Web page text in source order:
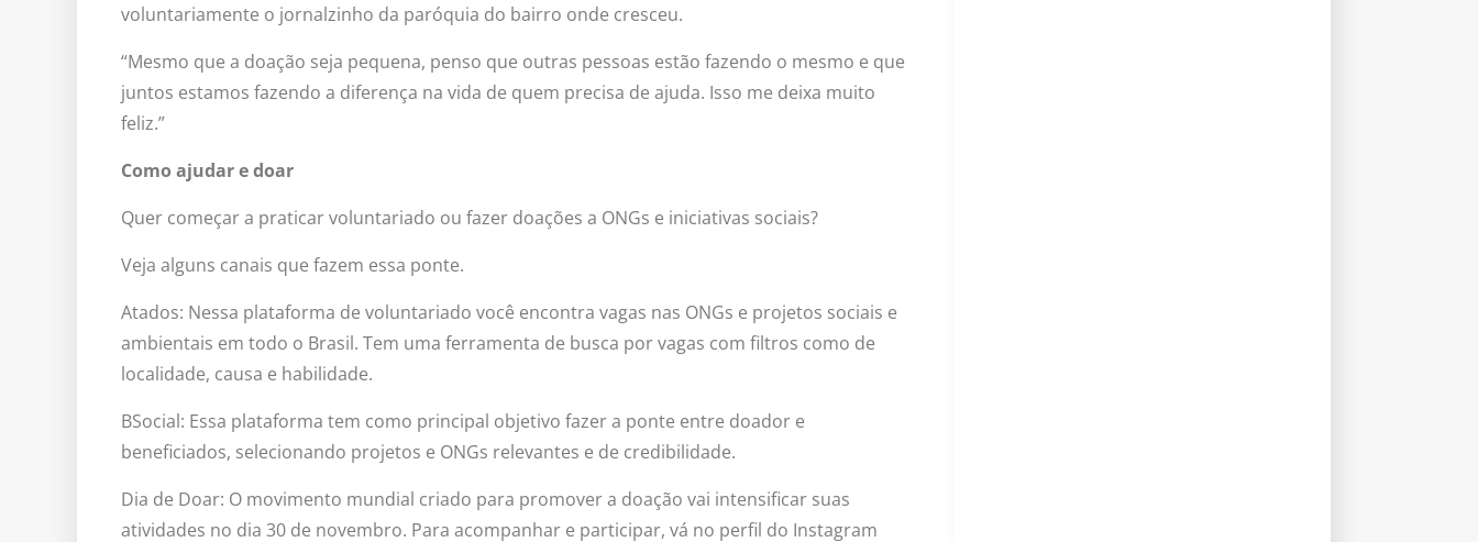
voluntariamente o jornalzinho da paróquia do bairro onde cresceu.
“Mesmo que a doação seja pequena, penso que outras pessoas estão fazendo o mesmo e que
juntos estamos fazendo a diferença na vida de quem precisa de ajuda. Isso me deixa muito
feliz.”
Como ajudar e doar
Quer começar a praticar voluntariado ou fazer doações a ONGs e iniciativas sociais?
Veja alguns canais que fazem essa ponte.
Atados: Nessa plataforma de voluntariado você encontra vagas nas ONGs e projetos sociais e
ambientais em todo o Brasil. Tem uma ferramenta de busca por vagas com filtros como de
localidade, causa e habilidade.
BSocial: Essa plataforma tem como principal objetivo fazer a ponte entre doador e
beneficiados, selecionando projetos e ONGs relevantes e de credibilidade.
Dia de Doar: O movimento mundial criado para promover a doação vai intensificar suas
atividades no dia 30 de novembro. Para acompanhar e participar, vá no perfil do Instagram